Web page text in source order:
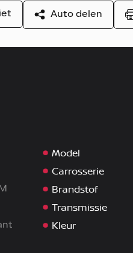
Auto delen
Model
Carrosserie
Brandstof
Transmissie
Kleur